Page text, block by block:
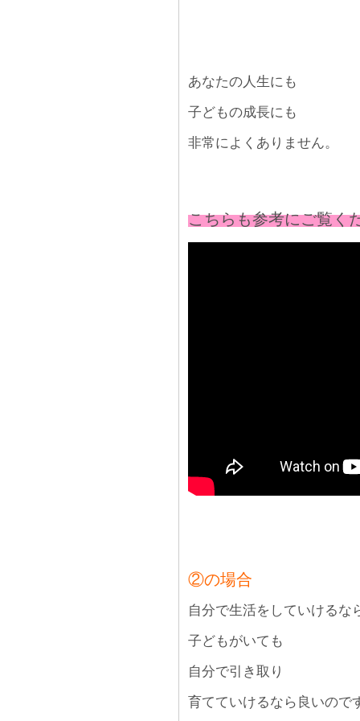
あなたの人生にも
子どもの成長にも
非常によくありません。
こちらも参考にご覧く
②の場合
自分で生活をしていけるな
子どもがいても
自分で引き取り
育てていけるなら良いので